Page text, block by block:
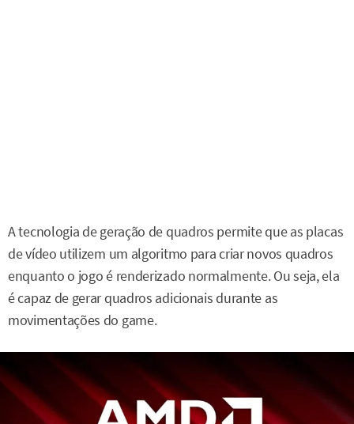
A tecnologia de geração de quadros permite que as placas
de vídeo utilizem um algoritmo para criar novos quadros
enquanto o jogo é renderizado normalmente. Ou seja, ela
é capaz de gerar quadros adicionais durante as
movimentações do game.